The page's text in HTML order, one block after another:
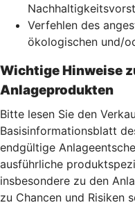
Verfehlen des
ökologischen und/
Wichtige Hinweise
Anlageprodukten
Bitte lesen Sie den
Basisinformationsblatt
endgültige
ausführliche
insbesondere zu den
zu Chancen und Risiken